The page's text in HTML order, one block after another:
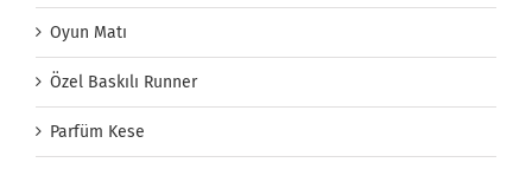
Oyun Matı
Özel Baskılı Runner
Parfüm Kese